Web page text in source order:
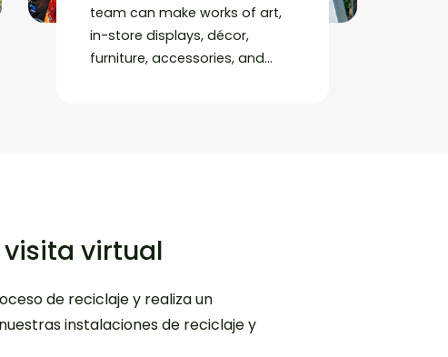
team can make works of art,
in-store displays, décor,
furniture, accessories, and
visita virtual
de reciclaje y realiza un
instalaciones de reciclaje y